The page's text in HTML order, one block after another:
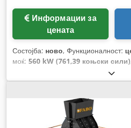
цената
Состојба: ново, Функционалност:
моќ: 560 kW (761,39 коњски сили)
, Година